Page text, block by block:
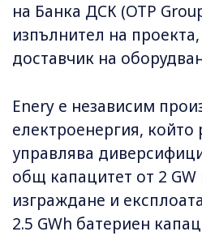
на Банка ДСК (OTP
изпълнител на
доставчик на
Enery е независим
електроенергия, който
управлява
общ капацитет от 2 GW
изграждане и
2.5 GWh батериен